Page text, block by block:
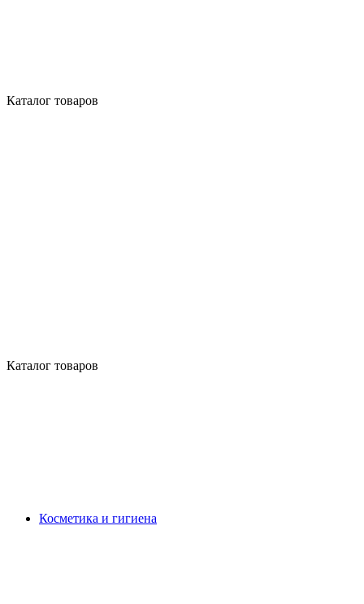
Каталог товаров
Каталог товаров
Косметика и гигиена